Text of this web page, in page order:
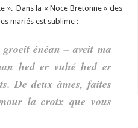
». Dans la « Noce Bretonne » des
mariés est sublime :
énéan – aveit ma
hed er vuhé hed er
De deux âmes, faites
la croix que vous